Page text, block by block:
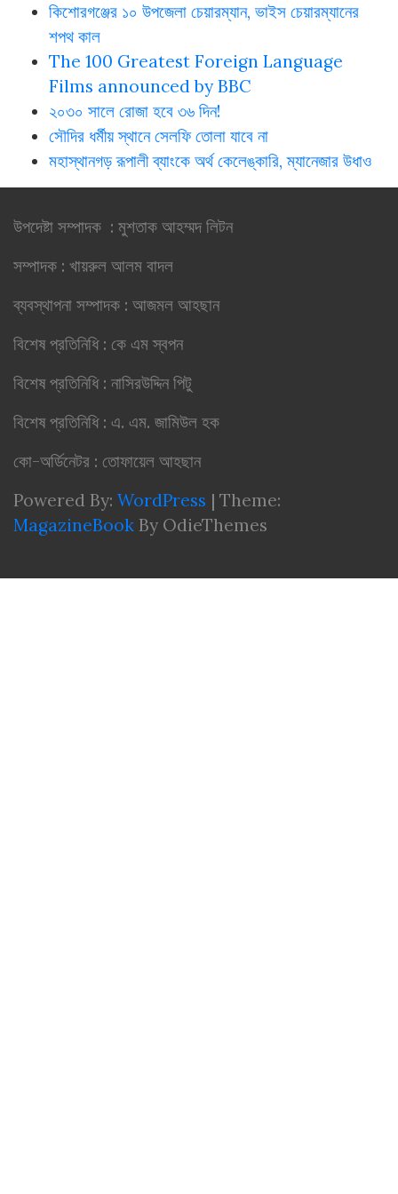
কিশোরগঞ্জের ১০ উপজেলা চেয়ারম্যান, ভাইস চেয়ারম্যানের
শপথ কাল
The 100 Greatest Foreign Language
Films announced by BBC
২০৩০ সালে রোজা হবে ৩৬ দিন!
সৌদির ধর্মীয় স্থানে সেলফি তোলা যাবে না
মহাস্থানগড় রূপালী ব্যাংকে অর্থ কেলেঙ্কারি, ম্যানেজার উধাও
উপদেষ্টা সম্পাদক : মুশতাক আহম্মদ লিটন
সম্পাদক : খায়রুল আলম বাদল
ব্যবস্থাপনা সম্পাদক : আজমল আহছান
বিশেষ প্রতিনিধি : কে এম স্বপন
বিশেষ প্রতিনিধি : নাসিরউদ্দিন পিটু
বিশেষ প্রতিনিধি : এ. এম. জামিউল হক
কো-অর্ডিনেটর : তোফায়েল আহছান
Powered By: WordPress | Theme:
MagazineBook By OdieThemes